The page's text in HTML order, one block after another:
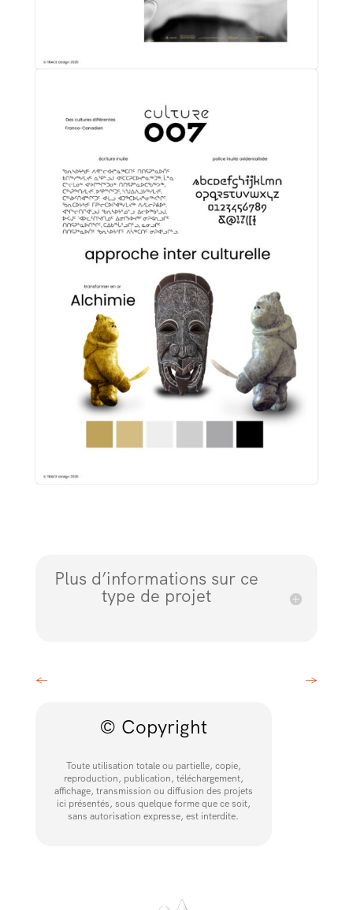
Plus d’informations sur ce
type de projet
← →
© Copyright
Toute utilisation totale ou partielle, copie,
reproduction, publication, téléchargement,
affichage, transmission ou diffusion des projets
ici présentés, sous quelque forme que ce soit,
sans autorisation expresse, est interdite.